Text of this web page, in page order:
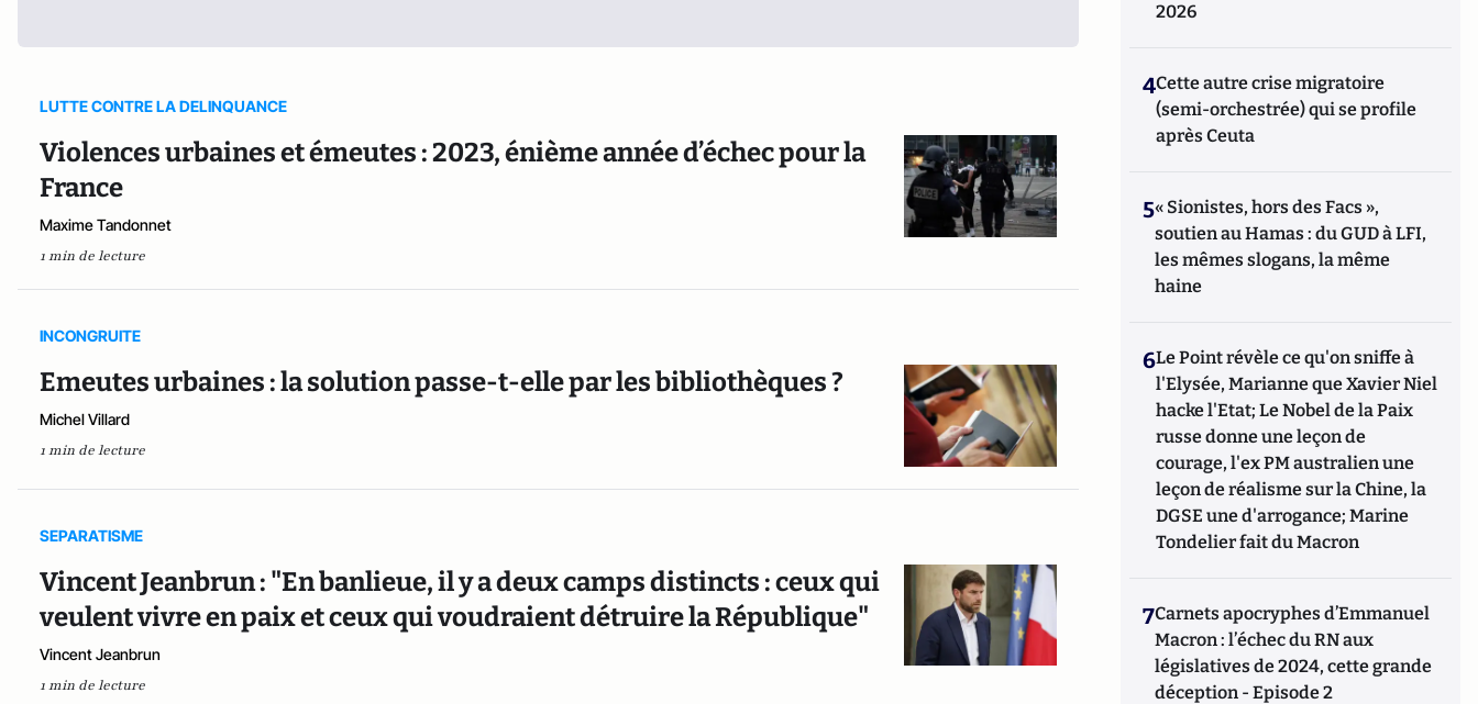
LUTTE CONTRE LA DELINQUANCE
Violences urbaines et émeutes : 2023, énième année d’échec pour la
France
Maxime Tandonnet
1 min de lecture
INCONGRUITE
Emeutes urbaines : la solution passe-t-elle par les bibliothèques ?
Michel Villard
1 min de lecture
SEPARATISME
Vincent Jeanbrun : "En banlieue, il y a deux camps distincts : ceux qui
veulent vivre en paix et ceux qui voudraient détruire la République"
Vincent Jeanbrun
1 min de lecture
2026
4Cette autre crise migratoire
(semi-orchestrée) qui se profile
après Ceuta
5« Sionistes, hors des Facs »,
soutien au Hamas : du GUD à LFI,
les mêmes slogans, la même
haine
6Le Point révèle ce qu'on sniffe à
l'Elysée, Marianne que Xavier Niel
hacke l'Etat; Le Nobel de la Paix
russe donne une leçon de
courage, l'ex PM australien une
leçon de réalisme sur la Chine, la
DGSE une d'arrogance; Marine
Tondelier fait du Macron
7Carnets apocryphes d’Emmanuel
Macron : l’échec du RN aux
législatives de 2024, cette grande
déception - Episode 2